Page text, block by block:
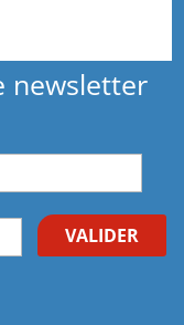
newsletter
VALIDER